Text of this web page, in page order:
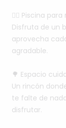
🏊‍♂️ Piscina para
Disfruta de un
aprovecha
agradable.
🌳 Espacio
Un rincón
te falte de
disfrutar.